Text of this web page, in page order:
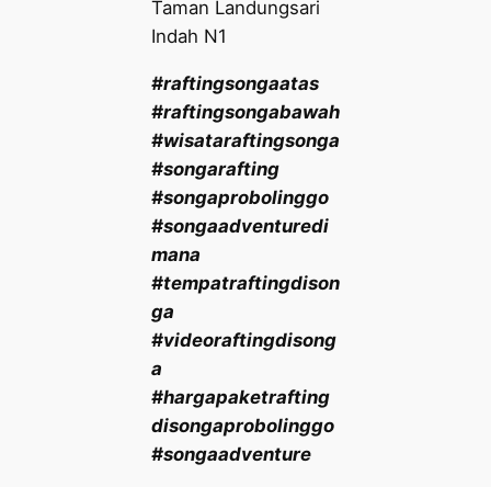
Taman Landungsari
Indah N1
#raftingsongaatas
#raftingsongabawah
#wisataraftingsonga
#songarafting
#songaprobolinggo
#songaadventuredi
mana
#tempatraftingdison
ga
#videoraftingdisong
a
#hargapaketrafting
disongaprobolinggo
#songaadventure